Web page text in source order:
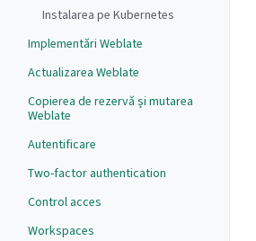
Instalarea pe Kubernetes
Implementări Weblate
Actualizarea Weblate
Copierea de rezervă și mutarea
Weblate
Autentificare
Two-factor authentication
Control acces
Workspaces